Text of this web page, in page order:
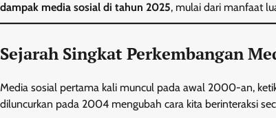
dampak media sosial di tahun 2025, mulai dari manfaat
Sejarah Singkat Perkembangan
Media sosial pertama kali muncul pada awal 2000-an,
diluncurkan pada 2004 mengubah cara kita berinteraksi